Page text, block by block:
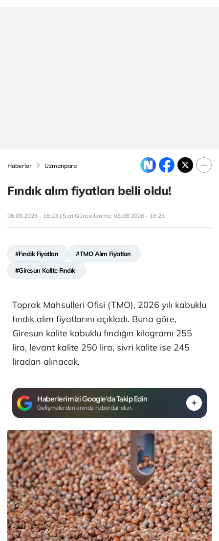
Haberler Uzmanpara
Fındık alım fiyatları belli oldu!
06.08.2026 - 16:23 | Son Güncellenme: 06.08.2026 - 16:25
#Fındık Fiyatları #TMO Alım Fiyatları
#Giresun Kalite Fındık
Toprak Mahsulleri Ofisi (TMO), 2026 yılı kabuklu
fındık alım fiyatlarını açıkladı. Buna göre,
Giresun kalite kabuklu fındığın kilogramı 255
lira, levant kalite 250 lira, sivri kalite ise 245
liradan alınacak.
Haberlerimizi Google'da Takip Edin
Gelişmelerden anında haberdar olun.